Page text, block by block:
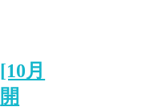
[10月
開